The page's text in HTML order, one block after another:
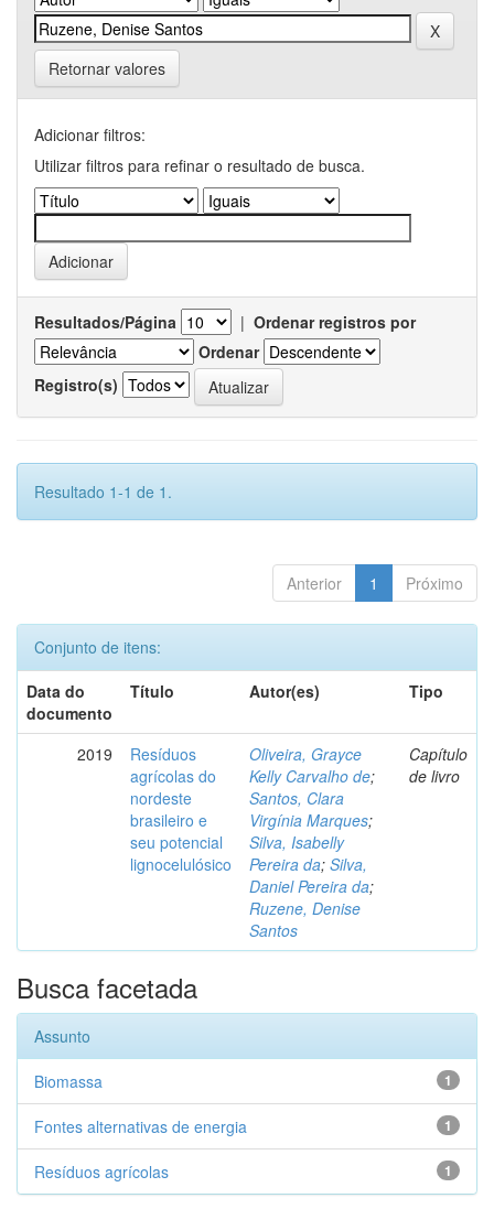
Retornar valores
Adicionar filtros:
Utilizar filtros para refinar o resultado de busca.
Resultados/Página | Ordenar registros por
Ordenar
Registro(s)
Resultado 1-1 de 1.
Anterior 1 Próximo
Conjunto de itens:
Data do
documento
Título Autor(es) Tipo
2019
Resíduos
agrícolas do
nordeste
brasileiro e
seu potencial
lignocelulósico
Oliveira, Grayce
Kelly Carvalho de;
Santos, Clara
Virgínia Marques;
Silva, Isabelly
Pereira da; Silva,
Daniel Pereira da;
Ruzene, Denise
Santos
Capítulo
de livro
Busca facetada
Assunto
1
Biomassa
1
Fontes alternativas de energia
1
Resíduos agrícolas